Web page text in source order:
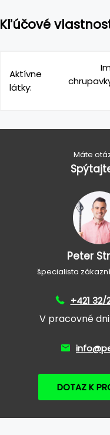
Kľúčové
Aktívne
látky:
Máte
Peter
špecialista
+421 32/
V pracovné
DOTAZ K